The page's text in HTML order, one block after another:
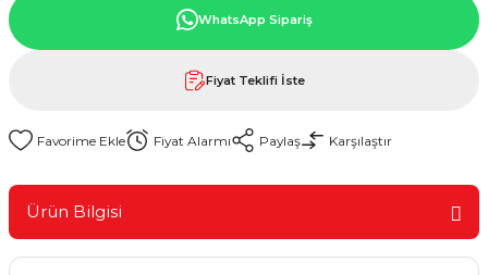
WhatsApp Sipariş
Fiyat Teklifi İste
Fiyat Alarmı Paylaş Karşılaştır
Ürün Bilgisi